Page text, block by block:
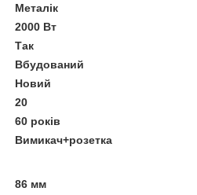
Металік
2000 Вт
Так
Вбудований
Новий
20
60 років
Вимикач+розетка
86 мм